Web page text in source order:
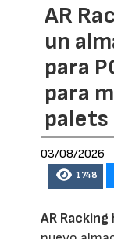
AR
un
para
para
palets
03/08/2026
1748
AR Racking